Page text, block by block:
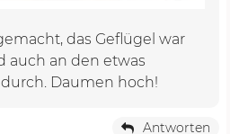
das Geflügel war
auch an den etwas
Daumen hoch!
Antworten